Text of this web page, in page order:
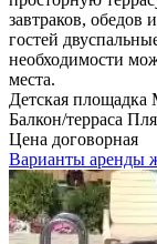
завтраков, обедов
гостей
необходимости
места.
Детская площадка
Балкон/терраса
Цена договорная
Варианты аренды